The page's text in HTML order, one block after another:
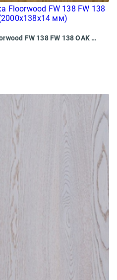
FW 138 Паркетная доска Floorwood FW 138 FW 138 OAK Orlando Gold LAC 1S (2000x138x14 мм)